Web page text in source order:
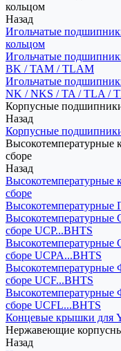
кольцом
Назад
Игольчатые
кольцом
Игольчатые
BK / TAM / TLAM
Игольчатые
NK / NKS / TA / TLA /
Корпусные
Назад
Корпусные
Высокотемпературные
сборе
Назад
Высокотемпературные
сборе
Высокотемпературные
сборе UCP...BHTS
Высокотемпературные
сборе UCPA...BHTS
Высокотемпературные
сборе UCF...BHTS
Высокотемпературные
сборе UCFL...BHTS
Концевые крышки для
Нержавеющие
Назад